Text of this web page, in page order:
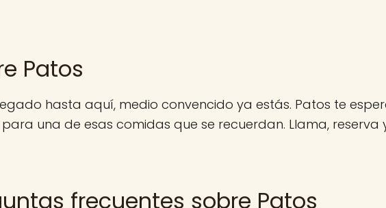
Patos
hasta aquí, medio convencido ya estás. Patos te
una de esas comidas que se recuerdan. Llama, reserva
frecuentes sobre Patos